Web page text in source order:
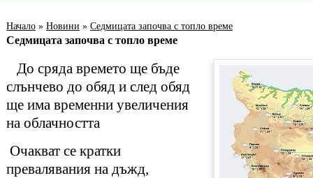
Начало » Новини » Седмицата започва с топло време
Седмицата започва с топло време
До сряда времето ще бъде
слънчево до обяд и след обяд
ще има временни увеличения
на облачността
Очакват се кратки
превалявания на дъжд,